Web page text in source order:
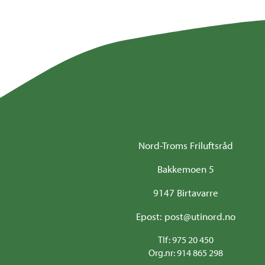
Nord-Troms Friluftsråd
Bakkemoen 5
9147 Birtavarre
Epost: post@utinord.no
Tlf: 975 20 450
Org.nr: 914 865 298